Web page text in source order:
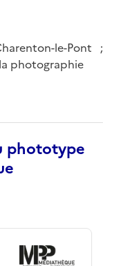
le-Pont ;
photographie
phototype